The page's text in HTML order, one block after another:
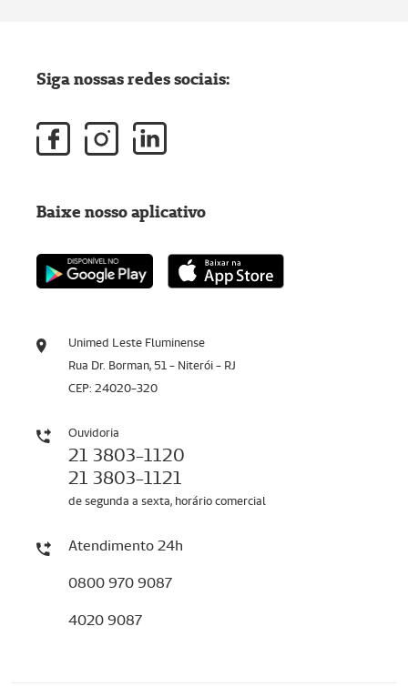
Unimed Leste Fluminense
Rua Dr. Borman, 51 - Niterói - RJ
CEP: 24020-320
Ouvidoria
21 3803-1120
21 3803-1121
de segunda a sexta, horário comercial
Atendimento 24h
0800 970 9087
4020 9087
Siga nossas redes sociais:
Baixe nosso aplicativo